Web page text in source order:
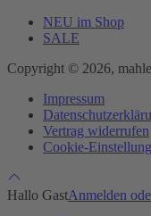
NEU im Shop
SALE
Copyright © 2026,
Impressum
Vertrag widerrufen
Cookie-
Hallo GastAnmelden